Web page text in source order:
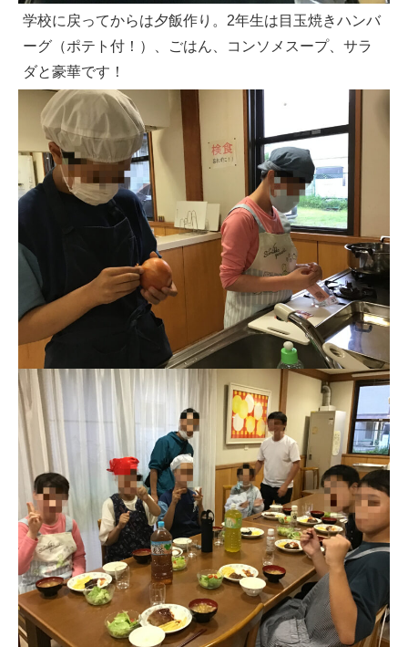
学校に戻ってからは夕飯作り。2年生は目玉焼きハンバ
ーグ（ポテト付！）、ごはん、コンソメスープ、サラ
ダと豪華です！